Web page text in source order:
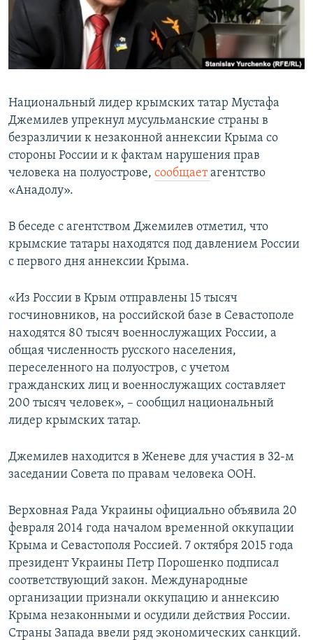
ПОБЕДИТЕЛЕЙ НЕ СУДЯТ?
КРЫМ.НЕПОКОРЕННЫЙ
ELIFBE
ПРИСОЕДИНЯЙТЕСЬ!
Все сайты RFE/RL
Национальный лидер крымских татар Мустафа
Джемилев упрекнул мусульманские страны в
безразличии к незаконной аннексии Крыма со
стороны России и к фактам нарушения прав
человека на полуострове, сообщаетагентство
«Анадолу».
В беседе с агентством Джемилев отметил, что
крымские татары находятся под давлением России
с первого дня аннексии Крыма.
«Из России в Крым отправлены 15 тысяч
госчиновников, на российской базе в Севастополе
находятся 80 тысяч военнослужащих России, а
общая численность русского населения,
переселенного на полуостров, с учетом
гражданских лиц и военнослужащих составляет
200 тысяч человек», – сообщил национальный
лидер крымских татар.
Джемилев находится в Женеве для участия в 32-м
заседании Совета по правам человека ООН.
Верховная Рада Украины официально объявила 20
февраля 2014 года началом временной оккупации
Крыма и Севастополя Россией. 7 октября 2015 года
президент Украины Петр Порошенко подписал
соответствующий закон. Международные
организации признали оккупацию и аннексию
Крыма незаконными и осудили действия России.
Страны Запада ввели ряд экономических санкций.